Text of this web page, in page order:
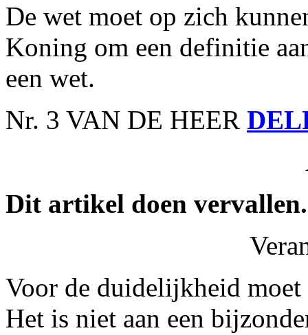
De wet moet op zich
Koning om een definitie
een wet.
Nr. 3 VAN DE HEER
Dit artikel doen vervallen.
Voor de duidelijkheid moet
Het is niet aan een